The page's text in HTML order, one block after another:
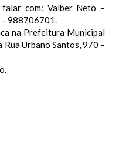
com: Valber Neto –
988706701.
na Prefeitura Municipal
Urbano Santos, 970 –